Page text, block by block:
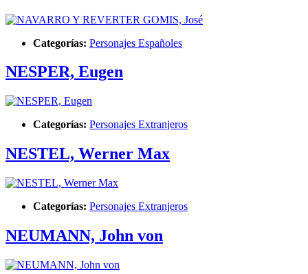
Categorías: Personajes Españoles
NESPER, Eugen
Categorías: Personajes Extranjeros
NESTEL, Werner Max
Categorías: Personajes Extranjeros
NEUMANN, John von